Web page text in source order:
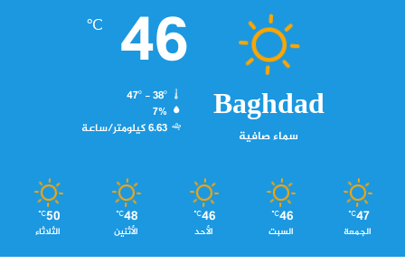
Baghdad
سماء صافية
46
℃
47º - 38º
7%
6.63 كيلومتر/ساعة
47
℃
الجمعة
46
℃
السبت
46
℃
الأحد
48
℃
الأثنين
50
℃
الثلاثاء